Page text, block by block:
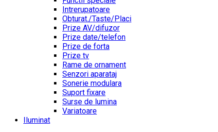
Intrerupatoare
Obturat./Taste/Placi
Prize AV/difuzor
Prize date/telefon
Prize de forta
Prize tv
Rame de ornament
Senzori aparataj
Sonerie modulara
Suport fixare
Surse de lumina
Variatoare
Iluminat